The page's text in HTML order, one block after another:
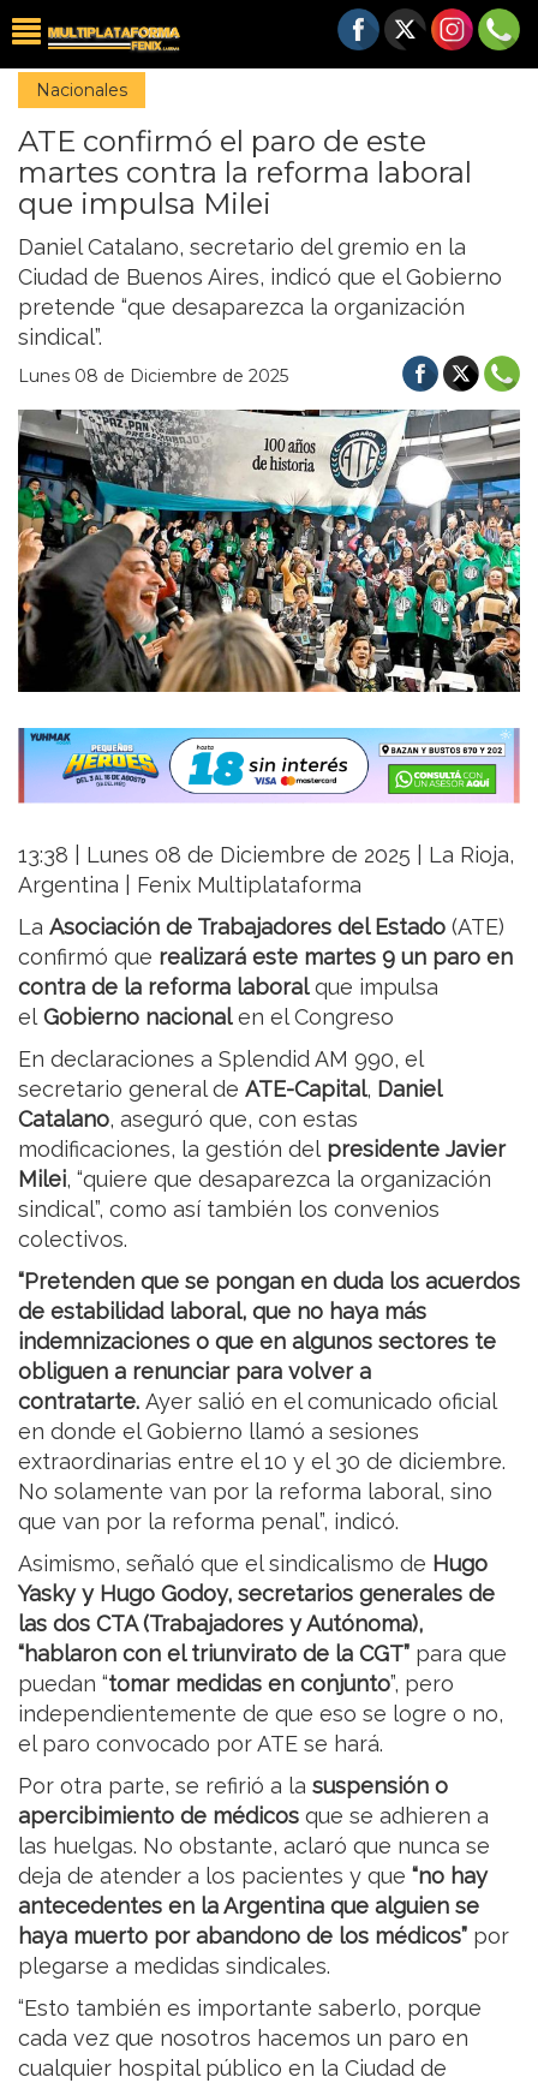
Nacionales
ATE confirmó el paro de este
martes contra la reforma laboral
que impulsa Milei
Daniel Catalano, secretario del gremio en la
Ciudad de Buenos Aires, indicó que el Gobierno
pretende “que desaparezca la organización
sindical”.
Lunes 08 de Diciembre de 2025
13:38 | Lunes 08 de Diciembre de 2025 | La Rioja,
Argentina | Fenix Multiplataforma
La Asociación de Trabajadores del Estado (ATE)
confirmó que realizará este martes 9 un paro en
contra de la reforma laboralque impulsa
elGobierno nacionalen el Congreso
En declaraciones a Splendid AM 990, el
secretario general de ATE-Capital, Daniel
Catalano, aseguró que, con estas
modificaciones, la gestión del presidente Javier
Milei, “quiere que desaparezca la organización
sindical”, como así también los convenios
colectivos.
“Pretenden que se pongan en duda los acuerdos
de estabilidad laboral, que no haya más
indemnizaciones o que en algunos sectores te
obliguen a renunciar para volver a
contratarte. Ayer salió en el comunicado oficial
en donde el Gobierno llamó a sesiones
extraordinarias entre el 10 y el 30 de diciembre.
No solamente van por la reforma laboral, sino
que van por la reforma penal”, indicó.
Asimismo, señaló que el sindicalismo de Hugo
Yasky y Hugo Godoy, secretarios generales de
las dos CTA (Trabajadores y Autónoma),
“hablaron con el triunvirato de la CGT” para que
puedan “tomar medidas en conjunto”, pero
independientemente de que eso se logre o no,
el paro convocado por ATE se hará.
Por otra parte, se refirió a la suspensión o
apercibimiento de médicos que se adhieren a
las huelgas. No obstante, aclaró que nunca se
deja de atender a los pacientes y que “no hay
antecedentes en la Argentina que alguien se
haya muerto por abandono de los médicos” por
plegarse a medidas sindicales.
“Esto también es importante saberlo, porque
cada vez que nosotros hacemos un paro en
cualquier hospital público en la Ciudad de